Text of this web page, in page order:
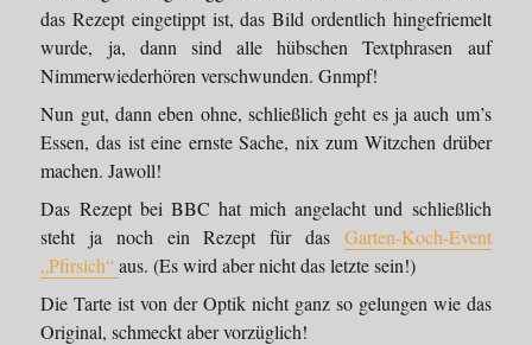
das Rezept eingetippt ist, das Bild ordentlich hingefriemelt
wurde, ja, dann sind alle hübschen Textphrasen auf
Nimmerwiederhören verschwunden. Gnmpf!
Nun gut, dann eben ohne, schließlich geht es ja auch um’s
Essen, das ist eine ernste Sache, nix zum Witzchen drüber
machen. Jawoll!
Das Rezept bei BBC hat mich angelacht und schließlich
steht ja noch ein Rezept für das Garten-Koch-Event
„Pfirsich“aus. (Es wird aber nicht das letzte sein!)
Die Tarte ist von der Optik nicht ganz so gelungen wie das
Original, schmeckt aber vorzüglich!